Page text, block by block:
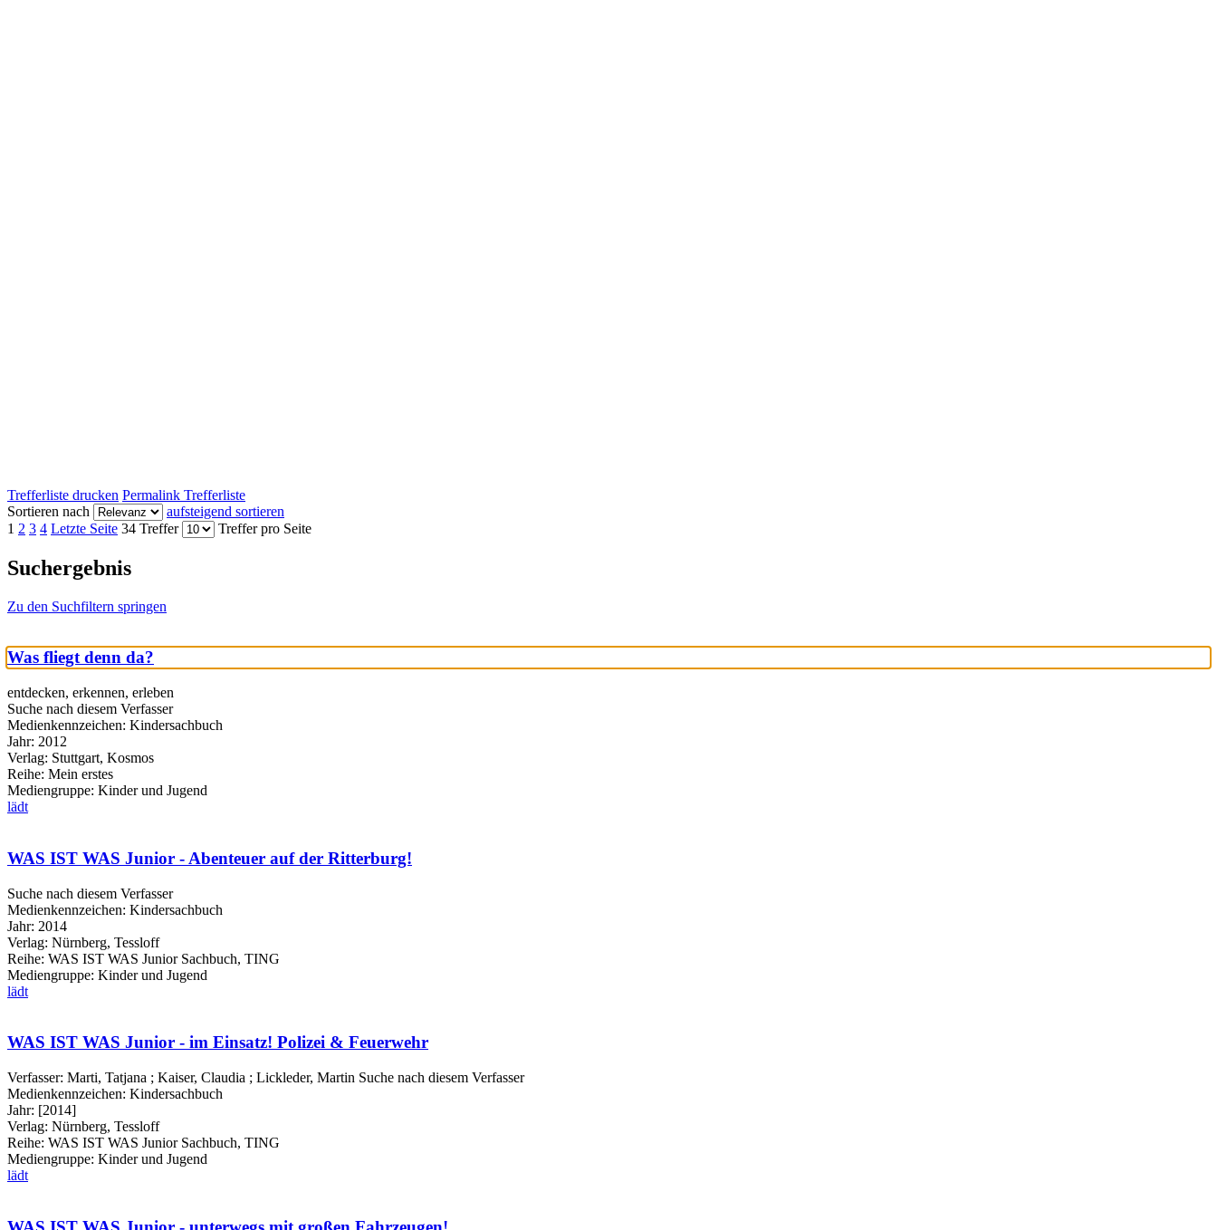
Trefferliste drucken Permalink Trefferliste
Sortieren nach
aufsteigend sortieren
1 2 3 4 Letzte Seite 34 Treffer Treffer pro Seite
Suchergebnis
Zu den Suchfiltern springen
Was fliegt denn da?
entdecken, erkennen, erleben
Suche nach diesem Verfasser
Medienkennzeichen: Kindersachbuch
Jahr: 2012
Verlag: Stuttgart, Kosmos
Reihe: Mein erstes
Mediengruppe: Kinder und Jugend
lädt
WAS IST WAS Junior - Abenteuer auf der Ritterburg!
Suche nach diesem Verfasser
Medienkennzeichen: Kindersachbuch
Jahr: 2014
Verlag: Nürnberg, Tessloff
Reihe: WAS IST WAS Junior Sachbuch, TING
Mediengruppe: Kinder und Jugend
lädt
WAS IST WAS Junior - im Einsatz! Polizei & Feuerwehr
Verfasser: Marti, Tatjana ; Kaiser, Claudia ; Lickleder, Martin Suche nach diesem Verfasser
Medienkennzeichen: Kindersachbuch
Jahr: [2014]
Verlag: Nürnberg, Tessloff
Reihe: WAS IST WAS Junior Sachbuch, TING
Mediengruppe: Kinder und Jugend
lädt